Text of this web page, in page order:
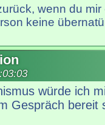
wenn du
keine
würde ich
Gespräch bereit